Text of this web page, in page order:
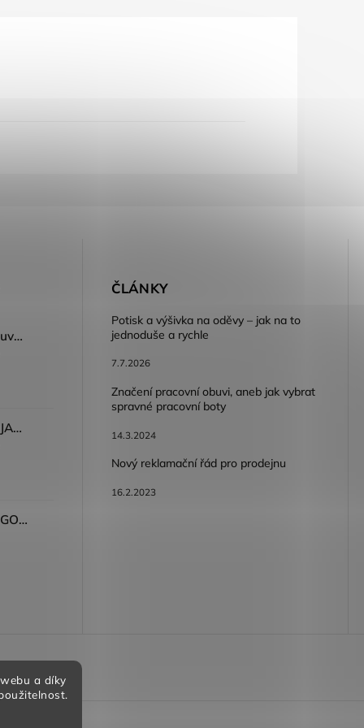
a díky
Dámský volnočasový nazouvák ARDON®JUNO - růžová
Dámské kalhoty ARDON®JASVENA šedá
Tričko ARDON®ULTRITE®GO! dámské růžová
ČLÁNKY
Potisk a výšivka na oděvy – jak na to
jednoduše a rychle
7.7.2026
Značení pracovní obuvi, aneb jak vybrat
spravné pracovní boty
14.3.2024
Nový reklamační řád pro prodejnu
16.2.2023